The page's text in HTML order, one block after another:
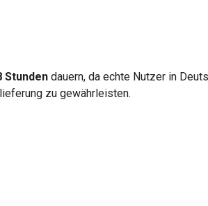
Stunden dauern, da echte Nutzer in
zu gewährleisten.